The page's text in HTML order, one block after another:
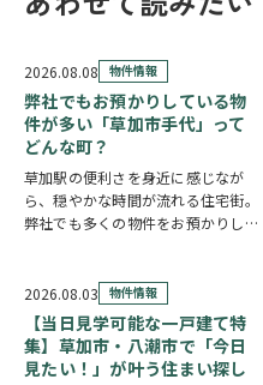
2026.08.08 物件情報
弊社でもお預かりしている物
件が多い「草加市手代」って
どんな町？
草加駅の便利さを身近に感じなが
ら、穏やかな時間が流れる住宅街。
弊社でも多くの物件をお預かりして
10分圏内の便利な立地 手代は東武
スカイツリーライン「草加駅」が生
活圏です。北千…
2026.08.03 物件情報
【当日見学可能な一戸建て特
集】草加市・八潮市で「今日
見たい！」が叶う住まい探し